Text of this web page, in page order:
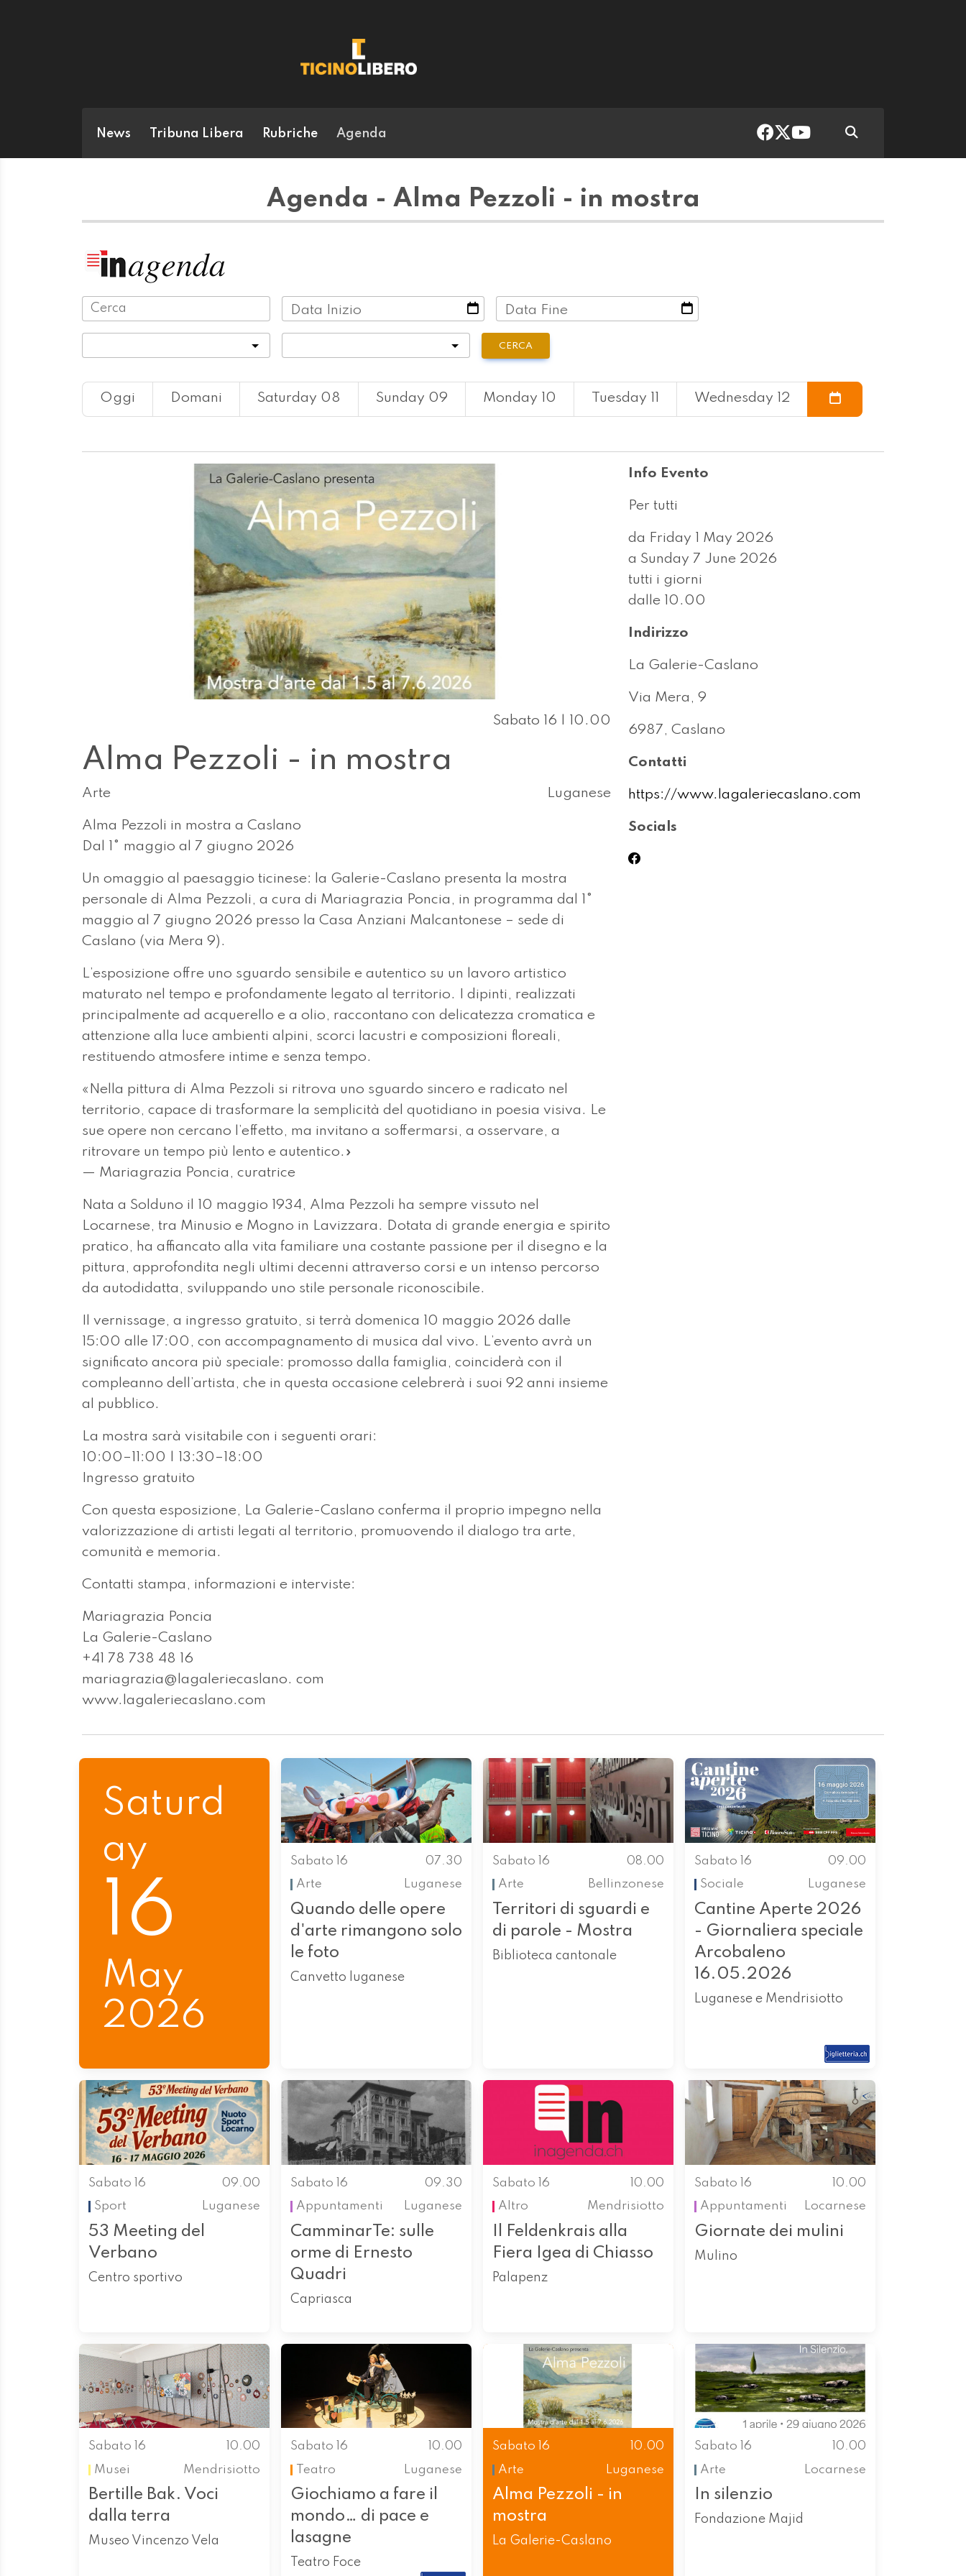
News Tribuna Libera Rubriche Agenda
Agenda - Alma Pezzoli - in mostra
Data Inizio Data Fine
CERCA
Oggi Domani Saturday 08 Sunday 09 Monday 10 Tuesday 11 Wednesday 12
Sabato 16 | 10.00
Alma Pezzoli - in mostra
Arte Luganese
Alma Pezzoli in mostra a Caslano
Dal 1° maggio al 7 giugno 2026
Un omaggio al paesaggio ticinese: la Galerie-Caslano presenta la mostra
personale di Alma Pezzoli, a cura di Mariagrazia Poncia, in programma dal 1°
maggio al 7 giugno 2026 presso la Casa Anziani Malcantonese – sede di
Caslano (via Mera 9).
L’esposizione offre uno sguardo sensibile e autentico su un lavoro artistico
maturato nel tempo e profondamente legato al territorio. I dipinti, realizzati
principalmente ad acquerello e a olio, raccontano con delicatezza cromatica e
attenzione alla luce ambienti alpini, scorci lacustri e composizioni floreali,
restituendo atmosfere intime e senza tempo.
«Nella pittura di Alma Pezzoli si ritrova uno sguardo sincero e radicato nel
territorio, capace di trasformare la semplicità del quotidiano in poesia visiva. Le
sue opere non cercano l’effetto, ma invitano a soffermarsi, a osservare, a
ritrovare un tempo più lento e autentico.»
— Mariagrazia Poncia, curatrice
Nata a Solduno il 10 maggio 1934, Alma Pezzoli ha sempre vissuto nel
Locarnese, tra Minusio e Mogno in Lavizzara. Dotata di grande energia e spirito
pratico, ha affiancato alla vita familiare una costante passione per il disegno e la
pittura, approfondita negli ultimi decenni attraverso corsi e un intenso percorso
da autodidatta, sviluppando uno stile personale riconoscibile.
Il vernissage, a ingresso gratuito, si terrà domenica 10 maggio 2026 dalle
15:00 alle 17:00, con accompagnamento di musica dal vivo. L’evento avrà un
significato ancora più speciale: promosso dalla famiglia, coinciderà con il
compleanno dell’artista, che in questa occasione celebrerà i suoi 92 anni insieme
al pubblico.
La mostra sarà visitabile con i seguenti orari:
10:00–11:00 | 13:30–18:00
Ingresso gratuito
Con questa esposizione, La Galerie-Caslano conferma il proprio impegno nella
valorizzazione di artisti legati al territorio, promuovendo il dialogo tra arte,
comunità e memoria.
Contatti stampa, informazioni e interviste:
Mariagrazia Poncia
La Galerie-Caslano
+41 78 738 48 16
mariagrazia@lagaleriecaslano. com
www.lagaleriecaslano.com
Info Evento
Per tutti
da Friday 1 May 2026
a Sunday 7 June 2026
tutti i giorni
dalle 10.00
Indirizzo
La Galerie-Caslano
Via Mera, 9
6987, Caslano
Contatti
https://www.lagaleriecaslano.com
Socials
Saturd
ay
16
May
2026
Sabato 16
07.30
Arte
Luganese
Quando delle opere
d'arte rimangono solo
le foto
Canvetto luganese
Sabato 16
08.00
Arte
Bellinzonese
Territori di sguardi e
di parole - Mostra
Biblioteca cantonale
Sabato 16
09.00
Sociale
Luganese
Cantine Aperte 2026
- Giornaliera speciale
Arcobaleno
16.05.2026
Luganese e Mendrisiotto
Sabato 16
09.00
Sport
Luganese
53 Meeting del
Verbano
Centro sportivo
Sabato 16
09.30
Appuntamenti
Luganese
CamminarTe: sulle
orme di Ernesto
Quadri
Capriasca
Sabato 16
10.00
Altro
Mendrisiotto
Il Feldenkrais alla
Fiera Igea di Chiasso
Palapenz
Sabato 16
10.00
Appuntamenti
Locarnese
Giornate dei mulini
Mulino
Sabato 16
10.00
Musei
Mendrisiotto
Bertille Bak. Voci
dalla terra
Museo Vincenzo Vela
Sabato 16
10.00
Teatro
Luganese
Giochiamo a fare il
mondo… di pace e
lasagne
Teatro Foce
Sabato 16
10.00
Arte
Luganese
Alma Pezzoli - in
mostra
La Galerie-Caslano
Sabato 16
10.00
Arte
Locarnese
In silenzio
Fondazione Majid